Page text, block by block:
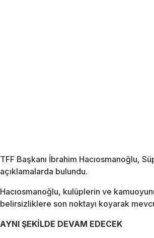
TFF Başkanı İbrahim Hacıosmanoğlu,
açıklamalarda bulundu.
Hacıosmanoğlu, kulüplerin ve
belirsizliklere son noktayı koyarak
AYNI ŞEKİLDE DEVAM EDECEK